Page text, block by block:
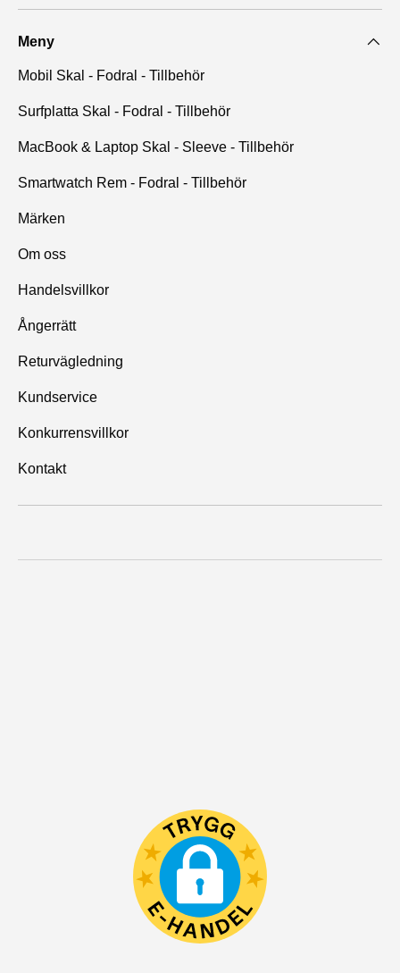
Meny
Mobil Skal - Fodral - Tillbehör
Surfplatta Skal - Fodral - Tillbehör
MacBook & Laptop Skal - Sleeve - Tillbehör
Smartwatch Rem - Fodral - Tillbehör
Märken
Om oss
Handelsvillkor
Ångerrätt
Returvägledning
Kundservice
Konkurrensvillkor
Kontakt